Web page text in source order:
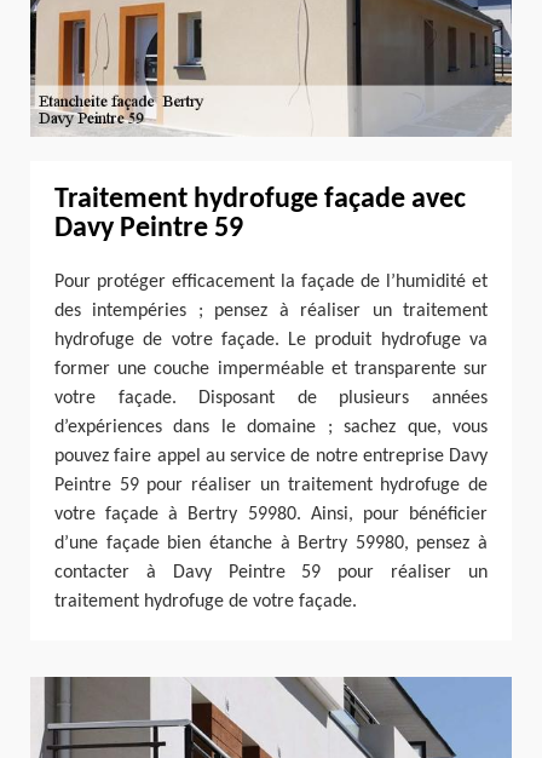
Traitement hydrofuge façade avec
Davy Peintre 59
Pour protéger efficacement la façade de l’humidité et
des intempéries ; pensez à réaliser un traitement
hydrofuge de votre façade. Le produit hydrofuge va
former une couche imperméable et transparente sur
votre façade. Disposant de plusieurs années
d’expériences dans le domaine ; sachez que, vous
pouvez faire appel au service de notre entreprise Davy
Peintre 59 pour réaliser un traitement hydrofuge de
votre façade à Bertry 59980. Ainsi, pour bénéficier
d’une façade bien étanche à Bertry 59980, pensez à
contacter à Davy Peintre 59 pour réaliser un
traitement hydrofuge de votre façade.